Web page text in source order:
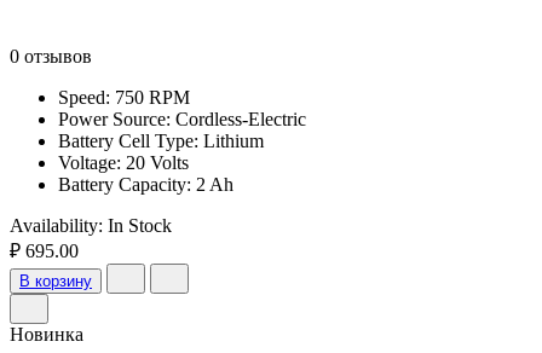
0 отзывов
Speed: 750 RPM
Power Source: Cordless-Electric
Battery Cell Type: Lithium
Voltage: 20 Volts
Battery Capacity: 2 Ah
Availability: In Stock
₽ 695.00
В корзину
Новинка